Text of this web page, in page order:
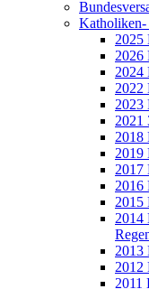
Katholiken-
2025
2026
2024
2022
2023
2021
2018
2019
2017
2016
2015
2014
2013
2012
2011